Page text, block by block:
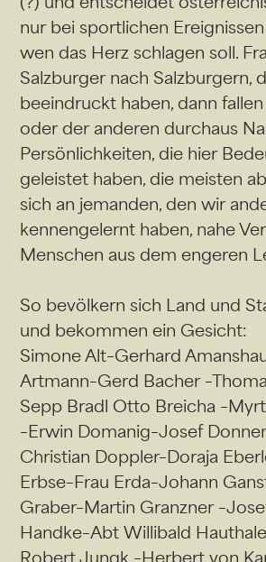
nur bei sportlichen
wen das Herz schlagen soll.
Salzburger nach Salzburgern,
beeindruckt haben, dann
oder der anderen durchaus
Persönlichkeiten, die hier
geleistet haben, die meisten
sich an jemanden, den wir
kennengelernt haben, nahe
Menschen aus dem engeren
So bevölkern sich Land und
und bekommen ein Gesicht:
Simone Alt–Gerhard
Artmann–Gerd Bacher
Sepp Bradl Otto Breicha
–Erwin Domanig–Josef
Christian Doppler–Doraja
Erbse–Frau Erda–Johann
Graber–Martin Granzner
Handke–Abt Willibald
Robert Jungk –Herbert von